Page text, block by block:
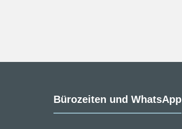
Bürozeiten und WhatsApp